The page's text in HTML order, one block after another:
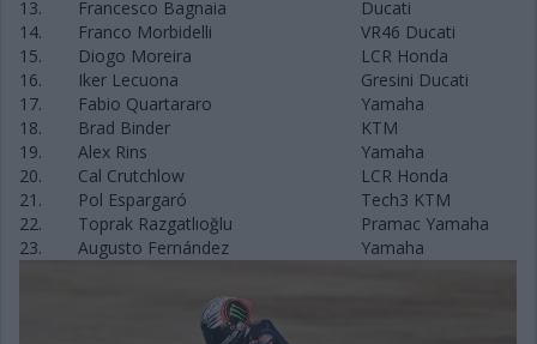
13.
Francesco Bagnaia
Ducati
14.
Franco Morbidelli
VR46 Ducati
15.
Diogo Moreira
LCR Honda
16.
Iker Lecuona
Gresini Ducati
17.
Fabio Quartararo
Yamaha
18.
Brad Binder
KTM
19.
Alex Rins
Yamaha
20.
Cal Crutchlow
LCR Honda
21.
Pol Espargaró
Tech3 KTM
22.
Toprak Razgatlıoğlu
Pramac Yamaha
23.
Augusto Fernández Yamaha